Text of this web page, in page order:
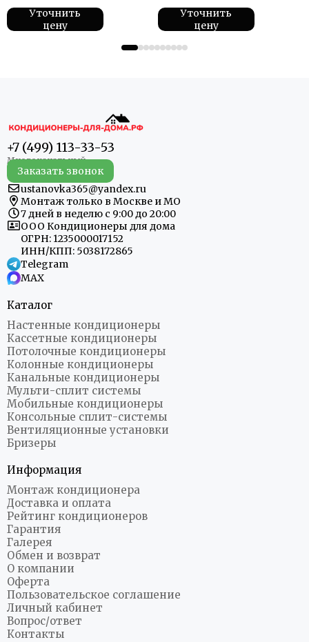
Уточнить
цену
Уточнить
цену
+7 (499) 113-33-53
Заказать звонок
ustanovka365@yandex.ru
Монтаж только в Москве и МО
7 дней в неделю с 9:00 до 20:00
ООО Кондиционеры для дома
ОГРН: 1235000017152
ИНН/КПП: 5038172865
Telegram
MAX
Каталог
Настенные кондиционеры
Кассетные кондиционеры
Потолочные кондиционеры
Колонные кондиционеры
Канальные кондиционеры
Мульти-сплит системы
Мобильные кондиционеры
Консольные сплит-системы
Вентиляционные установки
Бризеры
Информация
Монтаж кондиционера
Доставка и оплата
Рейтинг кондиционеров
Гарантия
Галерея
Обмен и возврат
О компании
Оферта
Пользовательское соглашение
Личный кабинет
Вопрос/ответ
Контакты